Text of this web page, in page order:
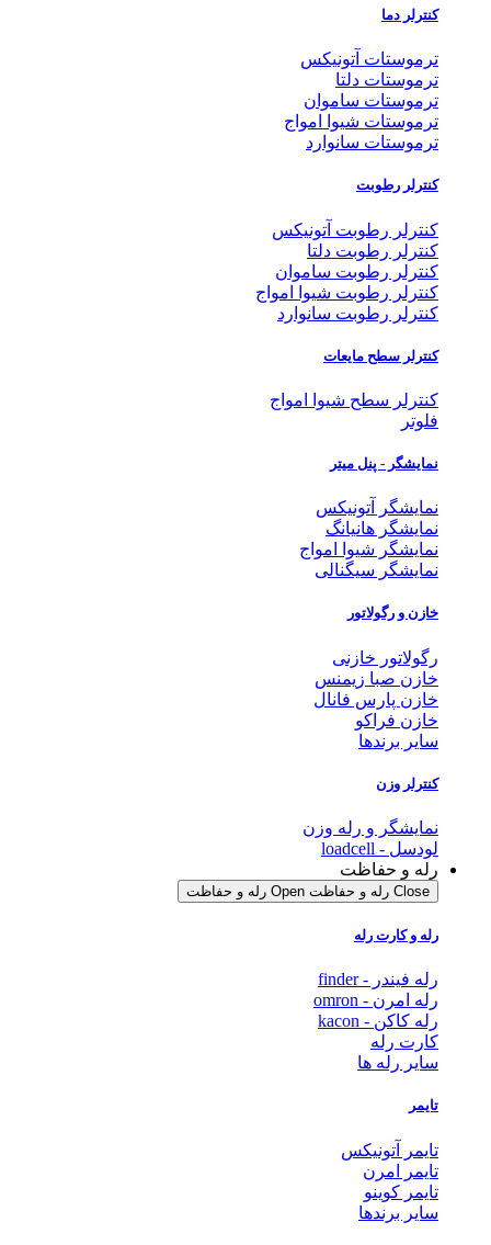
کنترلر دما
ترموستات آتونیکس
ترموستات دلتا
ترموستات ساموان
ترموستات شیوا امواج
ترموستات سانوارد
کنترلر رطوبت
کنترلر رطوبت آتونیکس
کنترلر رطوبت دلتا
کنترلر رطوبت ساموان
کنترلر رطوبت شیوا امواج
کنترلر رطوبت سانوارد
کنترلر سطح مایعات
کنترلر سطح شیوا امواج
فلوتر
نمایشگر - پنل میتر
نمایشگر آتونیکس
نمایشگر هانیانگ
نمایشگر شیوا امواج
نمایشگر سیگنالی
خازن و رگولاتور
رگولاتور خازنی
خازن صبا زیمنس
خازن پارس فانال
خازن فراکو
سایر برندها
کنترلر وزن
نمایشگر و رله وزن
لودسل - loadcell
رله و حفاظت
Close رله و حفاظت Open رله و حفاظت
رله و کارت رله
رله فیندر - finder
رله امرن - omron
رله کاکن - kacon
کارت رله
سایر رله ها
تایمر
تایمر آتونیکس
تایمر امرن
تایمر کوینو
سایر برندها